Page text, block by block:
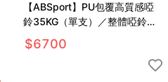
【ABSport】PU包覆高質感啞
鈴35KG（單支）／整體啞鈴／
重量啞鈴／重量訓練
$6700